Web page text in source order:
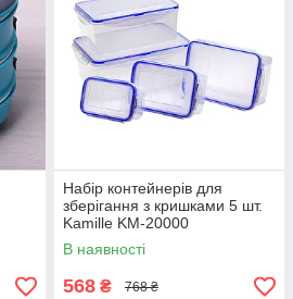
Набір контейнерів для
зберігання з кришками 5 шт.
Kamille KM-20000
В наявності
568 ₴ 768 ₴